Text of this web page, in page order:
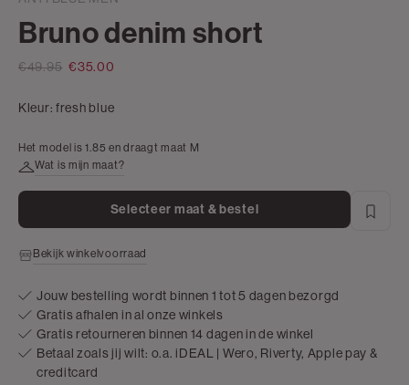
Bruno denim short
€49.95 €35.00
Kleur:fresh blue
Het model is 1.85 en draagt maat M
Wat is mijn maat?
Selecteer maat & bestel
Bekijk winkelvoorraad
Jouw bestelling wordt binnen 1 tot 5 dagen bezorgd
Gratis afhalen in al onze winkels
Gratis retourneren binnen 14 dagen in de winkel
Betaal zoals jij wilt: o.a. iDEAL | Wero, Riverty, Apple pay &
creditcard